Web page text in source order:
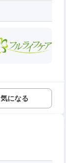
気になる